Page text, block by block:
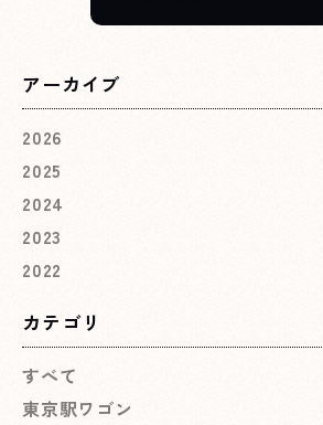
アーカイブ
2026
2025
2024
2023
2022
カテゴリ
すべて
東京駅ワゴン